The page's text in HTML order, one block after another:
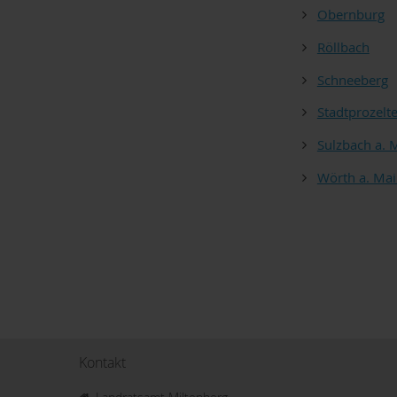
Obernburg
Röllbach
Schneeberg
Sulzbach a.
Wörth a.
Kontakt